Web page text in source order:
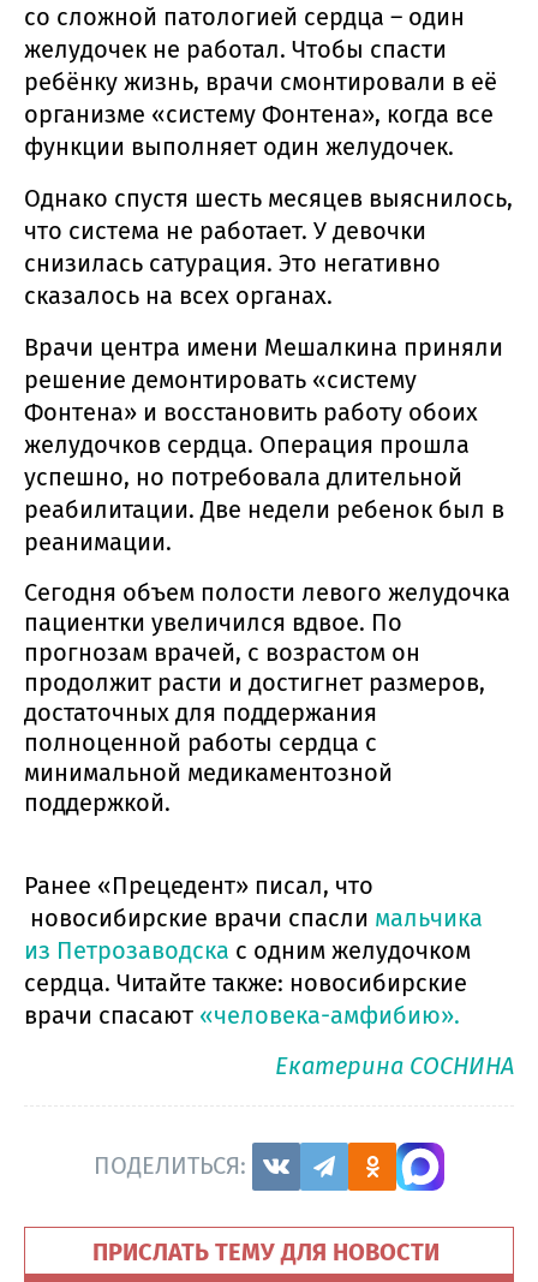
со сложной патологией сердца – один
желудочек не работал. Чтобы спасти
ребёнку жизнь, врачи смонтировали в её
организме «систему Фонтена», когда все
функции выполняет один желудочек.
Однако спустя шесть месяцев выяснилось,
что система не работает. У девочки
снизилась сатурация. Это негативно
сказалось на всех органах.
Врачи центра имени Мешалкина приняли
решение демонтировать «систему
Фонтена» и восстановить работу обоих
желудочков сердца. Операция прошла
успешно, но потребовала длительной
реабилитации. Две недели ребенок был в
реанимации.
Сегодня объем полости левого желудочка
пациентки увеличился вдвое. По
прогнозам врачей, с возрастом он
продолжит расти и достигнет размеров,
достаточных для поддержания
полноценной работы сердца с
минимальной медикаментозной
поддержкой.
Ранее «Прецедент» писал, что
новосибирские врачи спасли мальчика
из Петрозаводска с одним желудочком
сердца. Читайте также: новосибирские
врачи спасают «человека-амфибию».
Екатерина СОСНИНА
ПОДЕЛИТЬСЯ:
ПРИСЛАТЬ ТЕМУ ДЛЯ НОВОСТИ